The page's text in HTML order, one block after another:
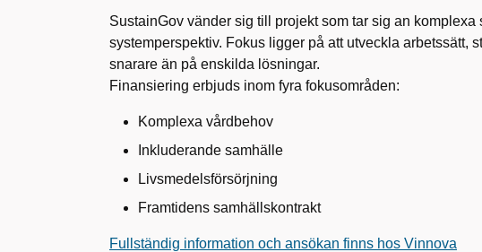
SustainGov vänder sig till projekt som tar sig an komplexa
systemperspektiv. Fokus ligger på att utveckla arbetssätt,
snarare än på enskilda lösningar.
Finansiering erbjuds inom fyra fokusområden:
Komplexa vårdbehov
Inkluderande samhälle
Livsmedelsförsörjning
Framtidens samhällskontrakt
Fullständig information och ansökan finns hos Vinnova